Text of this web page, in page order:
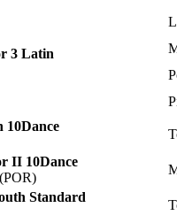
3 Latin
10Dance
II 10Dance
Standard